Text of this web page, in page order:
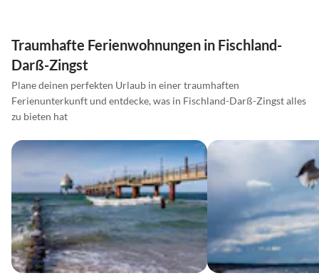
Traumhafte Ferienwohnungen in Fischland-
Darß-Zingst
Plane deinen perfekten Urlaub in einer traumhaften
Ferienunterkunft und entdecke, was in Fischland-Darß-Zingst alles
zu bieten hat